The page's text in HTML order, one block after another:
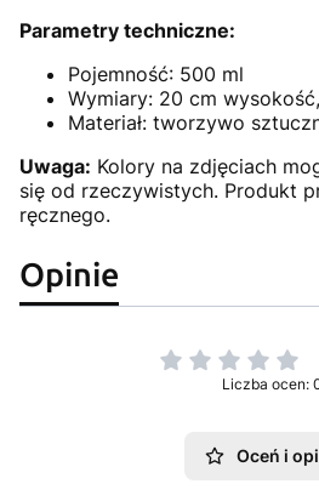
Parametry techniczne:
Pojemność: 500 ml
Wymiary: 20 cm
Materiał: tworzywo
Uwaga: Kolory na zdjęciach
się od rzeczywistych. Produkt
ręcznego.
Opinie
Liczba ocen:
Oceń i